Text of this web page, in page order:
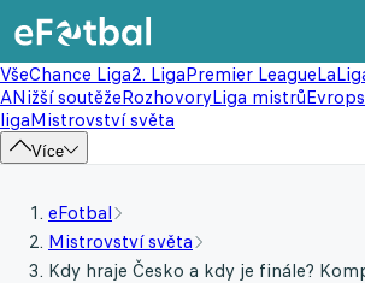
VšeChance Liga2. LigaPremier League
ANižší soutěžeRozhovoryLiga mistrů
ligaMistrovství světa
Více
eFotbal
Mistrovství světa
Kdy hraje Česko a kdy je finále?